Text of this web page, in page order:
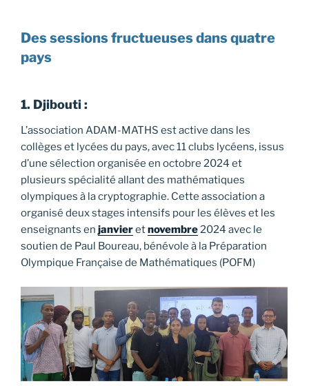
Des sessions fructueuses dans quatre
pays
1. Djibouti :
L’association ADAM-MATHS est active dans les
collèges et lycées du pays, avec 11 clubs lycéens, issus
d’une sélection organisée en octobre 2024 et
plusieurs spécialité allant des mathématiques
olympiques à la cryptographie. Cette association a
organisé deux stages intensifs pour les élèves et les
enseignants en janvieretnovembre2024 avec le
soutien de Paul Boureau, bénévole à la Préparation
Olympique Française de Mathématiques (POFM)